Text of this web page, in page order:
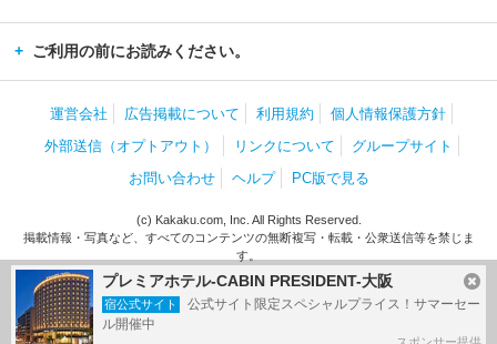
プレミアホテル-CABIN PRESIDENT-大阪
宿公式サイト
公式サイト限定スペシャルプライス！サマーセー
ル開催中
ご利用の前にお読みください。
運営会社 広告掲載について 利用規約
個人情報保護方針
外部送信（オプトアウト）
リンクについて
グループサイト
お問い合わせ
ヘルプ PC版で見る
(c) Kakaku.com, Inc. All Rights Reserved.
掲載情報・写真など、すべてのコンテンツの無断複写・転載・公衆送信等を禁じま
す。